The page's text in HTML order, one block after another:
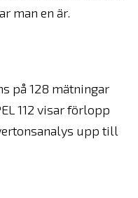
man en är.
på 128 mätningar
112 visar förlopp
upp till